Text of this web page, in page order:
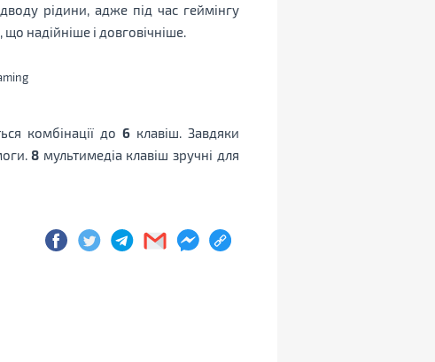
рідини, адже під час геймінгу
надійніше і довговічніше.
комбінації до 6клавіш. Завдяки
8 мультимедіа клавіш зручні для